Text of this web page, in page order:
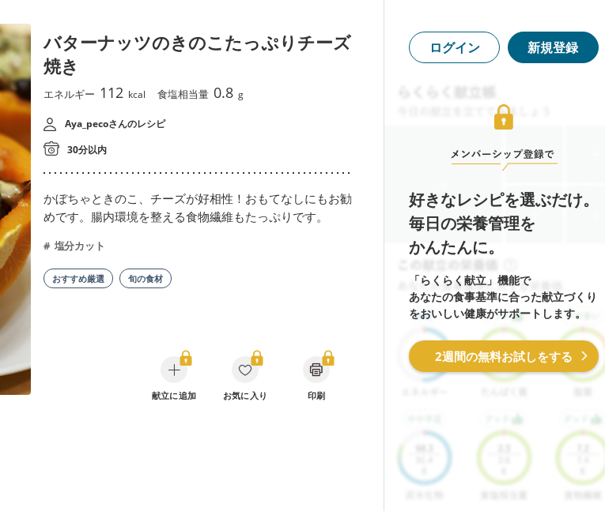
バターナッツのきのこたっぷりチーズ
焼き
エネルギー 112 kcal 食塩相当量 0.8 g
Aya_pecoさんのレシピ
30分以内
かぼちゃときのこ、チーズが好相性！おもてなしにもお勧
めです。腸内環境を整える食物繊維もたっぷりです。
塩分カット
おすすめ厳選 旬の食材
献立に追加 お気に入り 印刷
ログイン 新規登録
好きなレシピを選ぶだけ。
毎日の栄養管理を
かんたんに。
「らくらく献立」機能で
あなたの食事基準に合った献立づくり
をおいしい健康がサポートします。
2週間の無料お試しをする